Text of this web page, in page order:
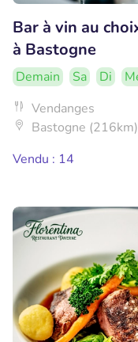
Bar à vin au
à Bastogne
Demain Sa Di
Vendanges
Bastogne (216km)
Vendu : 14